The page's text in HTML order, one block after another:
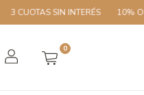
3 CUOTAS SIN INTERÉS 10% OFF
0